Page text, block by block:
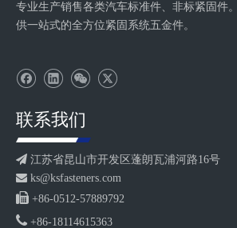
专业生产销售各类汽车标准件、非标紧固件
供一站式的全方位紧固系统五金件。
联系我们
 江苏省昆山市开发区蓬朗瓦浦河路16号
 ks@ksfasteners.com
 +86-0512-57889792
 +86-18114615363